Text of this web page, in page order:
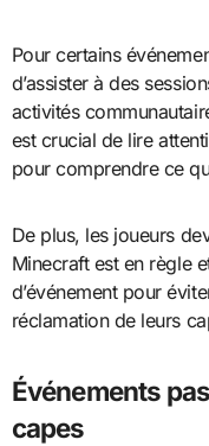
Pour certains
d’assister à des
activités
est crucial de lire
pour comprendre ce
De plus, les joueurs
Minecraft est en règle
d’événement pour
réclamation de leurs
Événements
capes